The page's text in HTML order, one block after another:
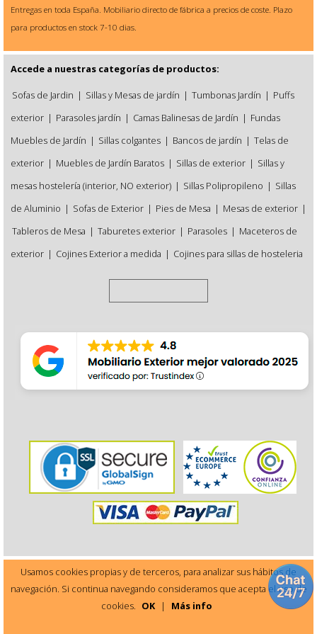
Entregas en toda España. Mobiliario directo de fábrica a precios de coste. Plazo
para productos en stock 7-10 dias.
Accede a nuestras categorías de productos:
Sofas de Jardin | Sillas y Mesas de jardín | Tumbonas Jardín | Puffs
exterior | Parasoles jardín | Camas Balinesas de Jardín | Fundas
Muebles de Jardín | Sillas colgantes | Bancos de jardín | Telas de
exterior | Muebles de Jardín Baratos | Sillas de exterior | Sillas y
mesas hostelería (interior, NO exterior) | Sillas Polipropileno | Sillas
de Aluminio | Sofas de Exterior | Pies de Mesa | Mesas de exterior |
Tableros de Mesa | Taburetes exterior | Parasoles | Maceteros de
exterior | Cojines Exterior a medida | Cojines para sillas de hosteleria
Este sitio está protegido por reCAPTCHA y Google
Usamos cookies propias y de terceros, para analizar sus hábitos de
navegación. Si continua navegando consideramos que acepta el uso de
cookies. OK | Más info